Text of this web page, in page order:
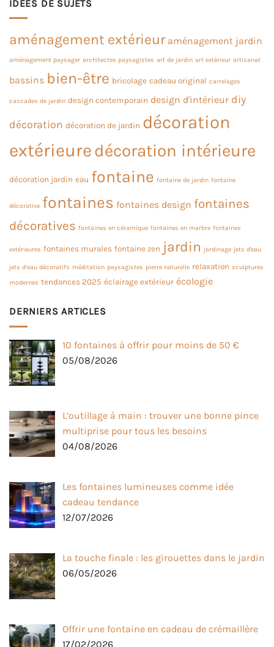
IDÉES DE SUJETS
aménagement extérieur aménagement jardin
aménagement paysager architectes paysagistes art de jardin art extérieur artisanat
bassins bien-être bricolage cadeau original carrelages
cascades de jardin design contemporain design d'intérieur diy
décoration décoration de jardin décoration
extérieuredécoration intérieure
décoration jardin eau fontaine fontaine de jardin fontaine
décorative fontaines fontaines design fontaines
décoratives fontaines en céramique fontaines en marbre fontaines
extérieures fontaines murales fontaine zen jardin jardinage jets d'eau
jets d’eau décoratifs méditation paysagistes pierre naturelle relaxation sculptures
modernes tendances 2025 éclairage extérieur écologie
DERNIERS ARTICLES
10 fontaines à offrir pour moins de 50 €
05/08/2026
L’outillage à main : trouver une bonne pince
multiprise pour tous les besoins
04/08/2026
Les fontaines lumineuses comme idée
cadeau tendance
12/07/2026
La touche finale : les girouettes dans le jardin
06/05/2026
Offrir une fontaine en cadeau de crémaillère
17/02/2026